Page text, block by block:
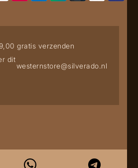
gratis verzenden
dit
westernstore@silverado.nl